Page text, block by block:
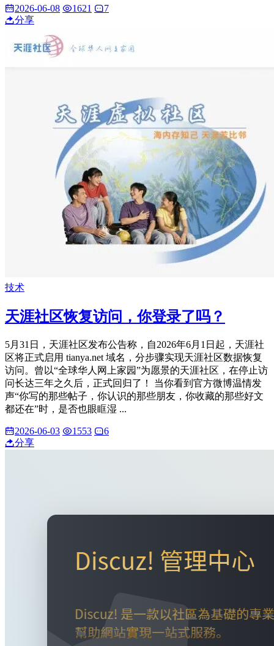
2026-06-08 1621
7
分享
技术
天涯社区恢复访问，你登录了吗？
5月31日，天涯社区发布公告称，自2026年6月1日起，天涯社
区将正式启用 tianya.net 域名，分步骤实现天涯社区数据恢复
访问。曾以“全球华人网上家园”为愿景的天涯社区，在停止访
问长达三年之久后，正式回归了！ 当你看到官方微博温情发
声“你写的那些帖子，你认识的那些朋友，你收藏的那些好文
都还在”时，是否也眼眶湿 ...
2026-06-03 1553
6
分享